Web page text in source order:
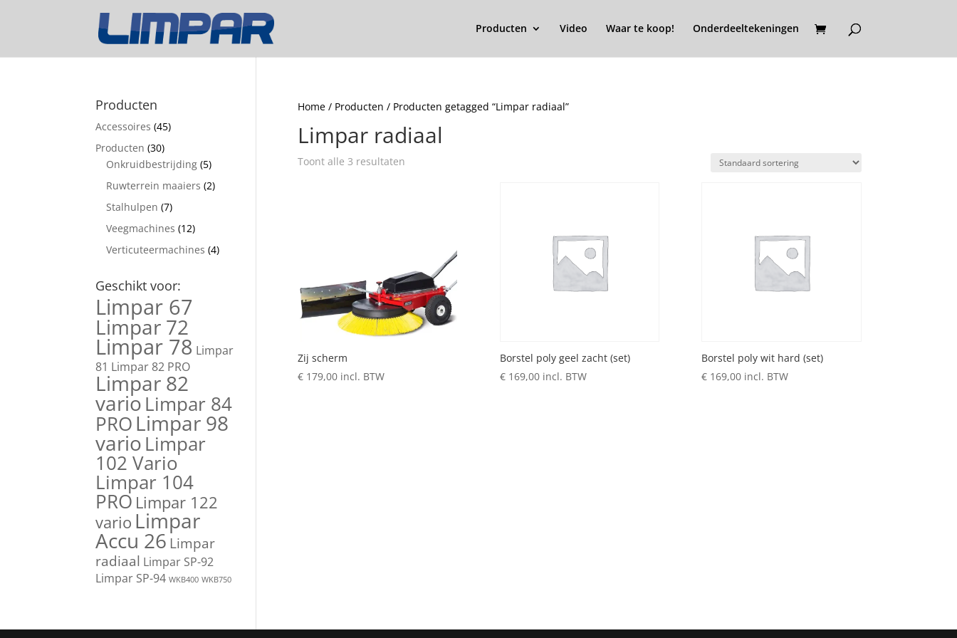
Producten Video Waar te koop! Onderdeeltekeningen
Home/ Producten / Producten getagged “Limpar radiaal”
Limpar radiaal
Toont alle 3 resultaten
Zij scherm
€179,00 incl. BTW
Borstel poly geel zacht (set)
€169,00 incl. BTW
Borstel poly wit hard (set)
€ 169,00 incl. BTW
Producten
Accessoires (45)
Producten (30)
Onkruidbestrijding (5)
Ruwterrein maaiers (2)
Stalhulpen (7)
Veegmachines (12)
Verticuteermachines (4)
Geschikt voor:
Limpar 67
Limpar 72
Limpar 78 Limpar
81 Limpar 82 PRO
Limpar 82
varioLimpar 84
PROLimpar 98
varioLimpar
102 Vario
Limpar 104
PRO Limpar 122
vario Limpar
Accu 26 Limpar
radiaal Limpar SP-92
Limpar SP-94 WKB400 WKB750